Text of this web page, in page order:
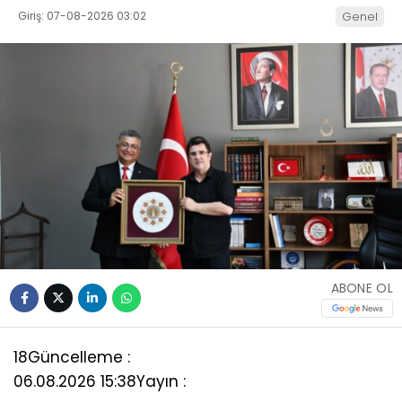
Giriş: 07-08-2026 03:02 Genel
ABONE OL
18Güncelleme :
06.08.2026 15:38Yayın :